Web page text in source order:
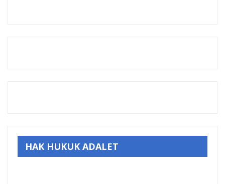
HAK HUKUK ADALET